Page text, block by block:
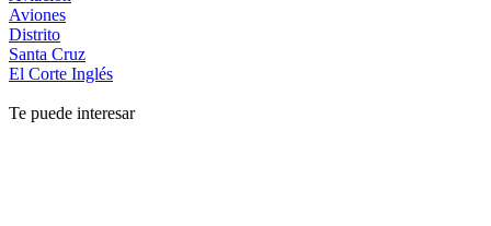
Aviones
Distrito
Santa Cruz
El Corte Inglés
Te puede interesar